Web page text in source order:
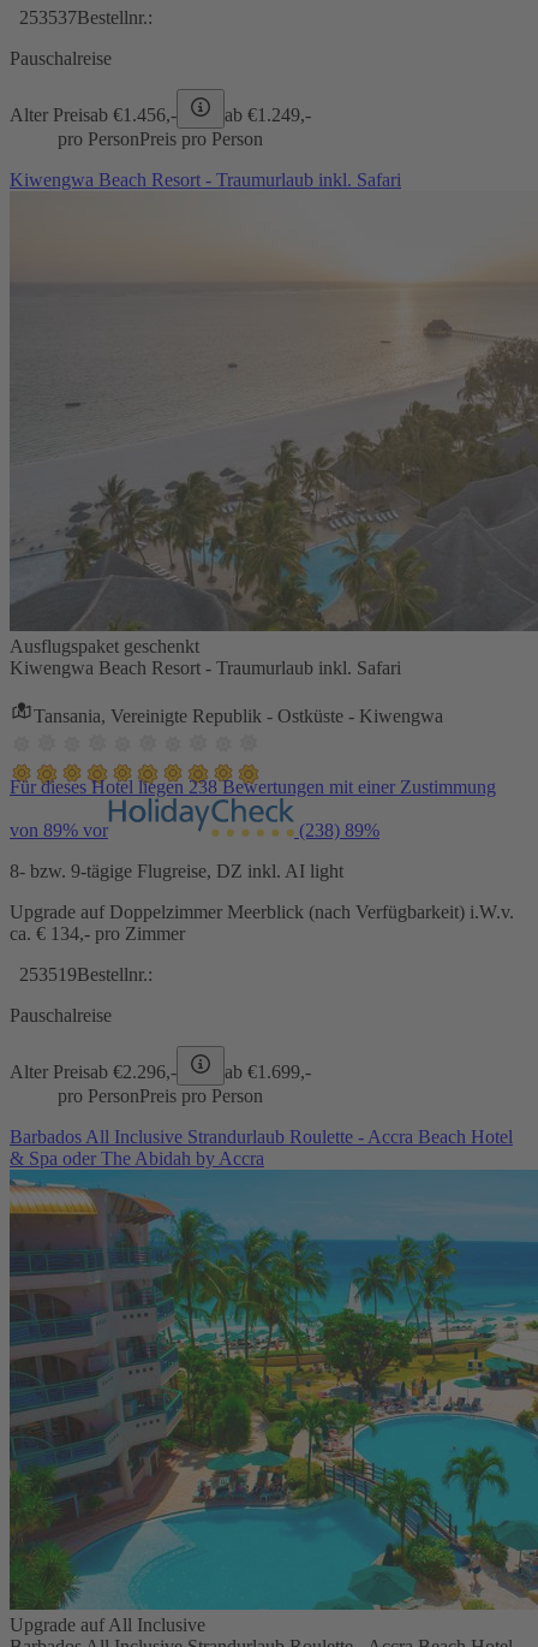
253537Bestellnr.:
Pauschalreise
Alter Preisab €1.456,- ab €1.249,-
pro PersonPreis pro Person
Kiwengwa Beach Resort - Traumurlaub inkl. Safari
Ausflugspaket geschenkt
Kiwengwa Beach Resort - Traumurlaub inkl. Safari
Tansania, Vereinigte Republik - Ostküste - Kiwengwa
Für dieses Hotel liegen 238 Bewertungen mit einer Zustimmung
von 89% vor (238) 89%
8- bzw. 9-tägige Flugreise, DZ inkl. AI light
Upgrade auf Doppelzimmer Meerblick (nach Verfügbarkeit) i.W.v.
ca. € 134,- pro Zimmer
253519Bestellnr.:
Pauschalreise
Alter Preisab €2.296,- ab €1.699,-
pro PersonPreis pro Person
Barbados All Inclusive Strandurlaub Roulette - Accra Beach Hotel
& Spa oder The Abidah by Accra
Upgrade auf All Inclusive